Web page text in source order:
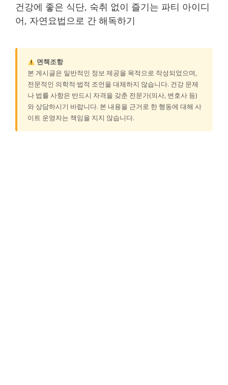
건강에 좋은 식단, 숙취 없이 즐기는 파티 아이디
어, 자연요법으로 간 해독하기
면책조항
본 게시글은 일반적인 정보 제공을 목적으로 작성되었으며,
전문적인 의학적·법적 조언을 대체하지 않습니다. 건강 문제
나 법률 사항은 반드시 자격을 갖춘 전문가(의사, 변호사 등)
와 상담하시기 바랍니다. 본 내용을 근거로 한 행동에 대해 사
이트 운영자는 책임을 지지 않습니다.